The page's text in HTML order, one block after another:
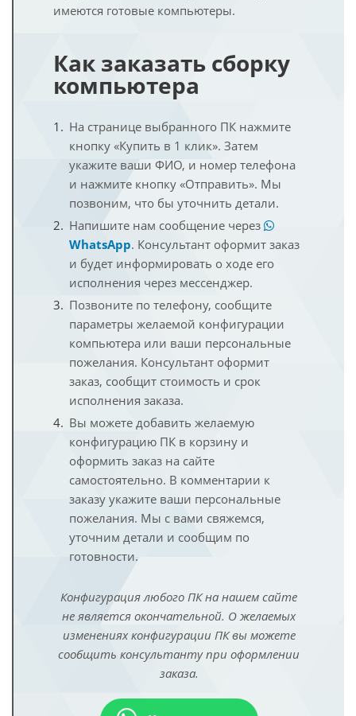
имеются готовые компьютеры.
Как заказать сборку
компьютера
На странице выбранного ПК нажмите
кнопку «Купить в 1 клик». Затем
укажите ваши ФИО, и номер телефона
и нажмите кнопку «Отправить». Мы
позвоним, что бы уточнить детали.
Напишите нам сообщение через
WhatsApp. Консультант оформит заказ
и будет информировать о ходе его
исполнения через мессенджер.
Позвоните по телефону, сообщите
параметры желаемой конфигурации
компьютера или ваши персональные
пожелания. Консультант оформит
заказ, сообщит стоимость и срок
исполнения заказа.
Вы можете добавить желаемую
конфигурацию ПК в корзину и
оформить заказ на сайте
самостоятельно. В комментарии к
заказу укажите ваши персональные
пожелания. Мы с вами свяжемся,
уточним детали и сообщим по
готовности.
Конфигурация любого ПК на нашем сайте
не является окончательной. О желаемых
изменениях конфигурации ПК вы можете
сообщить консультанту при оформлении
заказа.